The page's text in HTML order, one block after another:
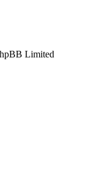
Limited